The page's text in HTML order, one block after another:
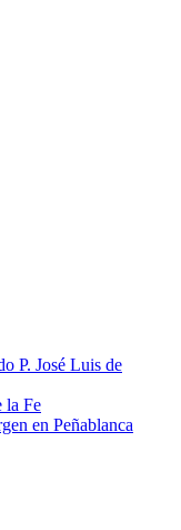
P. José Luis de
la Fe
en Peñablanca